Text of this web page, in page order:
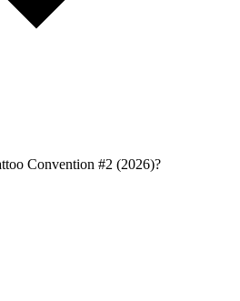
Convention #2 (2026)?